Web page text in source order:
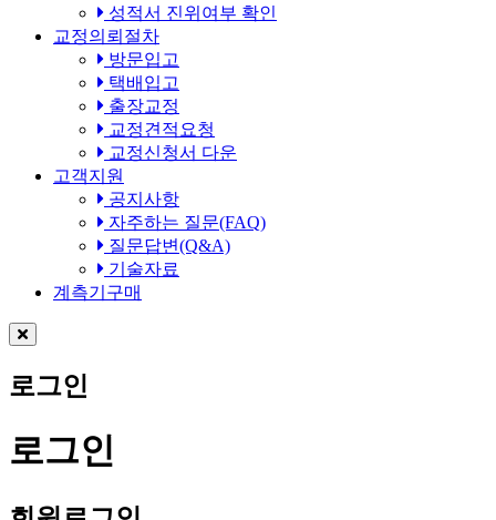
성적서 진위여부 확인
교정의뢰절차
방문입고
택배입고
출장교정
교정견적요청
교정신청서 다운
고객지원
공지사항
자주하는 질문(FAQ)
질문답변(Q&A)
기술자료
계측기구매
로그인
로그인